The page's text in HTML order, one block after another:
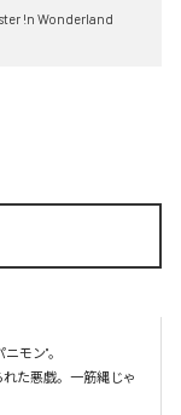
!n Wonderland
モン"。
た悪戯。一筋縄じゃ